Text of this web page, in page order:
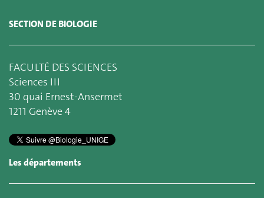
SECTION DE BIOLOGIE
FACULTÉ DES SCIENCES
Sciences III
30 quai Ernest-Ansermet
1211 Genève 4
Les départements